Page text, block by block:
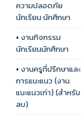
ความปลอดภัย
นักเรียน นักศึกษา
• งานกิจกรรม
นักเรียนนักศึกษา
• งานครูที่ปรึกษาและ
การแนะแนว (งาน
แนะแนวเก่า) (สำหรับ
ลบ)